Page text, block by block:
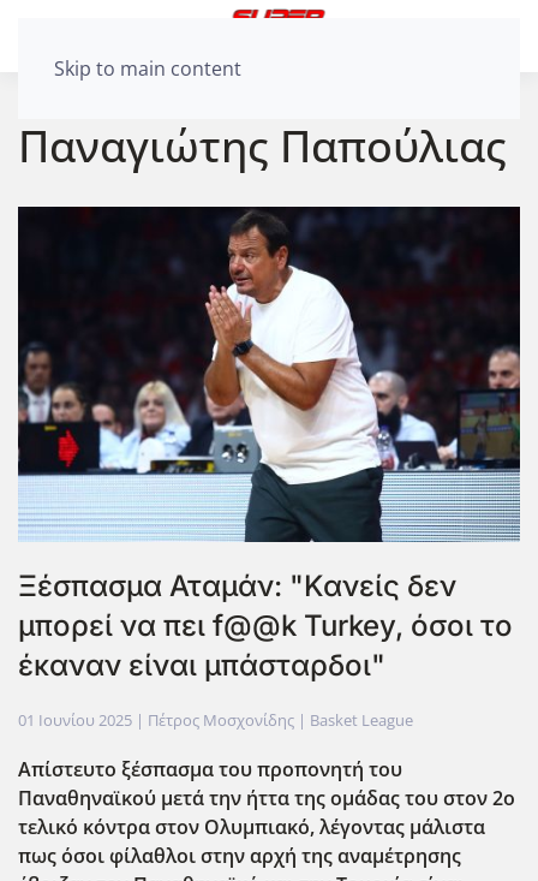
Skip to main content
Παναγιώτης Παπούλιας
Ξέσπασμα Αταμάν: "Κανείς δεν
μπορεί να πει f@@k Turkey, όσοι το
έκαναν είναι μπάσταρδοι"
01 Ιουνίου 2025 | Πέτρος Μοσχονίδης | Basket League
Απίστευτο ξέσπασμα του προπονητή του
Παναθηναϊκού μετά την ήττα της ομάδας του στον 2ο
τελικό κόντρα στον Ολυμπιακό, λέγοντας μάλιστα
πως όσοι φίλαθλοι στην αρχή της αναμέτρησης